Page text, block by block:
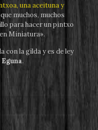
una aceituna y
muchos, muchos
para hacer un pintxo
Miniatura».
con la gilda y es de ley
.